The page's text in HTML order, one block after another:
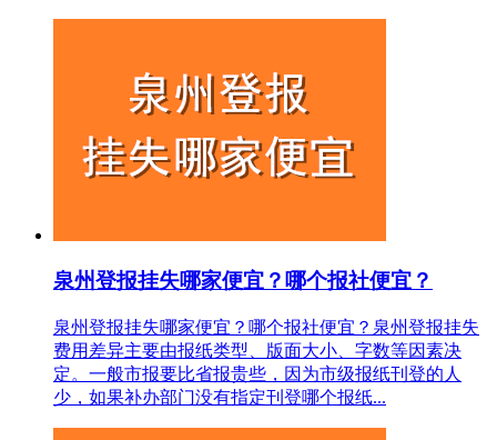
泉州登报挂失哪家便宜？哪个报社便宜？
泉州登报挂失哪家便宜？哪个报社便宜？泉州登报挂失
费用差异主要由报纸类型、版面大小、字数等因素决
定。一般市报要比省报贵些，因为市级报纸刊登的人
少，如果补办部门没有指定刊登哪个报纸...